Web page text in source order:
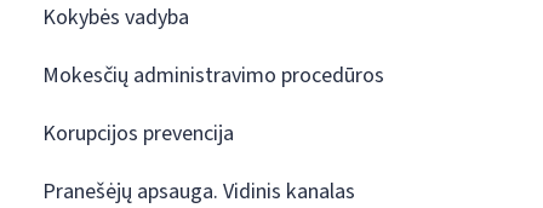
Kokybės vadyba
Mokesčių administravimo procedūros
Korupcijos prevencija
Pranešėjų apsauga. Vidinis kanalas